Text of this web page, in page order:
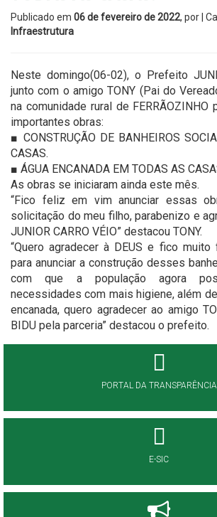
Publicado em 06 de fevereiro de 2022, por |
Infraestrutura
Neste domingo(06-02), o Prefeito
junto com o amigo TONY (Pai do
na comunidade rural de FERRÃOZINHO
importantes obras:
■ CONSTRUÇÃO DE BANHEIROS
CASAS.
■ ÁGUA ENCANADA EM TODAS AS
As obras se iniciaram ainda este mês.
“Fico feliz em vim anunciar essas
solicitação do meu filho, parabenizo e
JUNIOR CARRO VÉIO” destacou TONY.
“Quero agradecer à DEUS e fico
para anunciar a construção desses
com que a população agora
necessidades com mais higiene, além
encanada, quero agradecer ao amigo
BIDU pela parceria” destacou o prefeito.
PORTAL DA TRANSPARÊNCIA
E-SIC